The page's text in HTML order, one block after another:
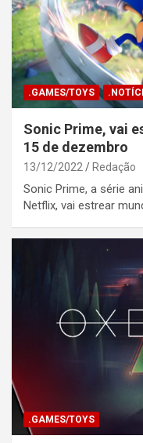
.GAMES/TOYS
Sonic Prime, vai
15 de dezembro
13/12/2022 Redação
Sonic Prime, a série
Netflix, vai estrear
.GAMES/TOYS